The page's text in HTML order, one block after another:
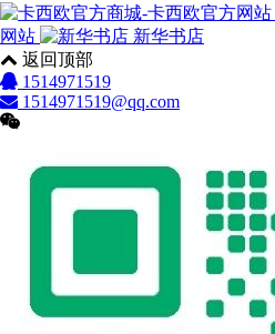
网站
新华书店
返回顶部
1514971519
1514971519@qq.com